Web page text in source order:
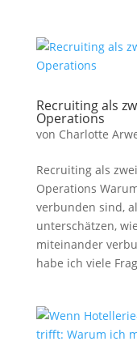
Recruiting als
Operations
von Charlotte
Recruiting als
Operations
verbunden sind,
unterschätzen,
miteinander
habe ich viele